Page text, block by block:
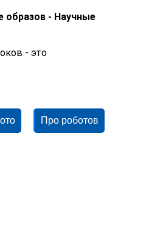
образов - Научные
- это
Про роботов